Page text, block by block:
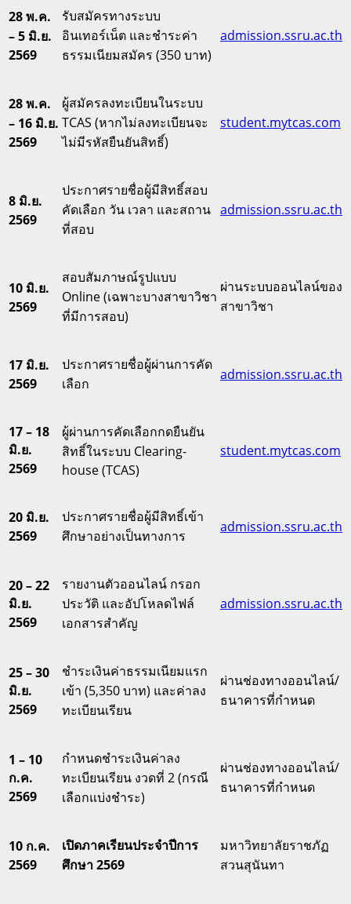
28 พ.ค.
– 5 มิ.ย.
2569
รับสมัครทางระบบ
อินเทอร์เน็ต และชำระค่า
ธรรมเนียมสมัคร (350 บาท)
admission.ssru.ac.th
28 พ.ค.
– 16 มิ.ย.
2569
ผู้สมัครลงทะเบียนในระบบ
TCAS (หากไม่ลงทะเบียนจะ
ไม่มีรหัสยืนยันสิทธิ์)
student.mytcas.com
8 มิ.ย.
2569
ประกาศรายชื่อผู้มีสิทธิ์สอบ
คัดเลือก วัน เวลา และสถาน
ที่สอบ
admission.ssru.ac.th
10 มิ.ย.
2569
สอบสัมภาษณ์รูปแบบ
Online (เฉพาะบางสาขาวิชา
ที่มีการสอบ)
ผ่านระบบออนไลน์ของ
สาขาวิชา
17 มิ.ย.
2569
ประกาศรายชื่อผู้ผ่านการคัด
เลือก
admission.ssru.ac.th
17 – 18
มิ.ย.
2569
ผู้ผ่านการคัดเลือกกดยืนยัน
สิทธิ์ในระบบ Clearing-
house (TCAS)
student.mytcas.com
20 มิ.ย.
2569
ประกาศรายชื่อผู้มีสิทธิ์เข้า
ศึกษาอย่างเป็นทางการ
admission.ssru.ac.th
20 – 22
มิ.ย.
2569
รายงานตัวออนไลน์ กรอก
ประวัติ และอัปโหลดไฟล์
เอกสารสำคัญ
admission.ssru.ac.th
25 – 30
มิ.ย.
2569
ชำระเงินค่าธรรมเนียมแรก
เข้า (5,350 บาท) และค่าลง
ทะเบียนเรียน
ผ่านช่องทางออนไลน์/
ธนาคารที่กำหนด
1 – 10
ก.ค.
2569
กำหนดชำระเงินค่าลง
ทะเบียนเรียน งวดที่ 2 (กรณี
เลือกแบ่งชำระ)
ผ่านช่องทางออนไลน์/
ธนาคารที่กำหนด
10 ก.ค.
2569
เปิดภาคเรียนประจำปีการ
ศึกษา 2569
มหาวิทยาลัยราชภัฏ
สวนสุนันทา